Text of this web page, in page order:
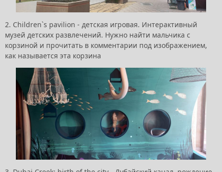
2. Children`s pavilion - детская игровая. Интерактивный
музей детских развлечений. Нужно найти мальчика с
корзиной и прочитать в комментарии под изображением,
как называется эта корзина